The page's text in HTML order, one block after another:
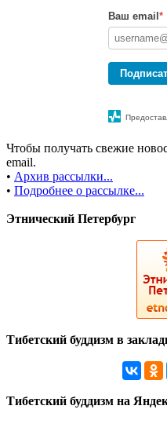
Ваш email *
Чтобы получать свежие
email.
• Архив рассылки...
• Подробнее о рассылке...
Этнический Петербург
Тибетский буддизм в
Тибетский буддизм на